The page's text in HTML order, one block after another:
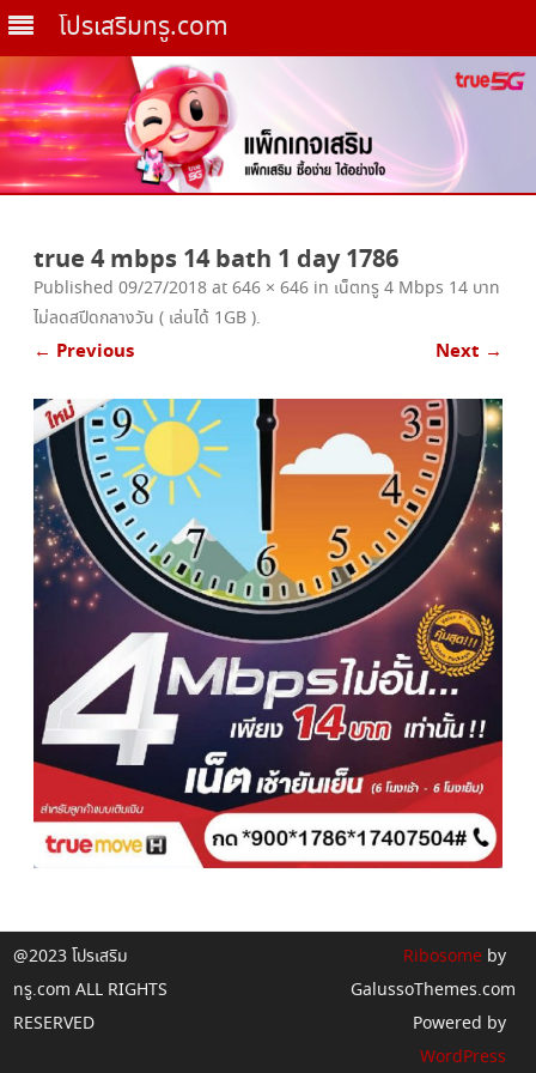
โปรเสริมทรู.com
content
true 4 mbps 14 bath 1 day 1786
Published 09/27/2018 at 646 × 646 in เน็ตทรู 4 Mbps 14 บาท
ไม่ลดสปีดกลางวัน ( เล่นได้ 1GB ).
← Previous Next →
@2023 โปรเสริม
ทรู.com ALL RIGHTS
RESERVED
Ribosomeby
GalussoThemes.com
Powered by
WordPress